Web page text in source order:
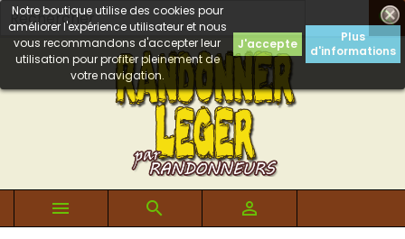

Notre boutique utilise des cookies pour
améliorer l'expérience utilisateur et nous
vous recommandons d'accepter leur
utilisation pour profiter pleinement de
votre navigation.
J'accepte
Plus
d'informations
  